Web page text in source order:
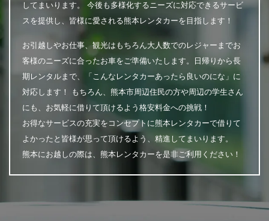
してまいります。 今後も多様化するニーズに対応できるサービ
スを提供し、皆様に愛される熊本レンタカーを目指します！
お引越しやお仕事、観光はもちろん大人数でのレジャーまでお
客様のニーズに合ったお車をご準備いたします。日帰りから長
期レンタルまで、「こんなレンタカーあったら良いのにな」に
対応します！ もちろん、熊本市周辺住民の方や周辺の学生さん
にも、お気軽に借りて頂けるよう格安料金への挑戦！
お得なサービスの充実をコンセプトに熊本レンタカーで借りて
よかったと皆様が思って頂けるよう、精進してまいります。
熊本にお越しの際は、熊本レンタカーを是非ご利用ください！